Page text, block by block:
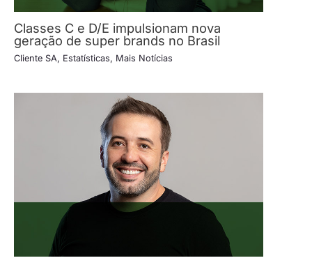
Classes C e D/E impulsionam nova
geração de super brands no Brasil
Cliente SA, Estatísticas, Mais Notícias